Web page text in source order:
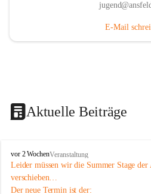
E-Mail
Aktuelle Beiträge
J
u
g
e
vor 2 WochenVeranstaltung
Leider müssen wir die Summer Stage der
verschieben…
Der neue Termin ist der: